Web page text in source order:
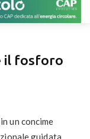
il fosforo
un concime
guidata